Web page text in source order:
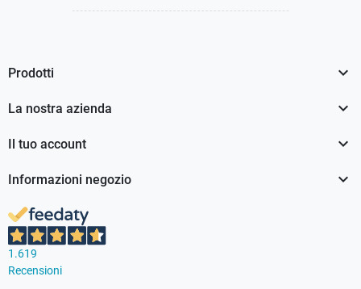
Prodotti 
La nostra azienda 
Il tuo account 
Informazioni negozio 
1.619
Recensioni